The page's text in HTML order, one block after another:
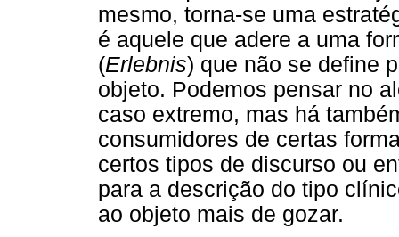
mesmo, torna-se uma
é aquele que adere a uma
(Erlebnis) que não se define
objeto. Podemos pensar no
caso extremo, mas há
consumidores de certas
certos tipos de discurso ou
para a descrição do tipo
ao objeto mais de gozar.